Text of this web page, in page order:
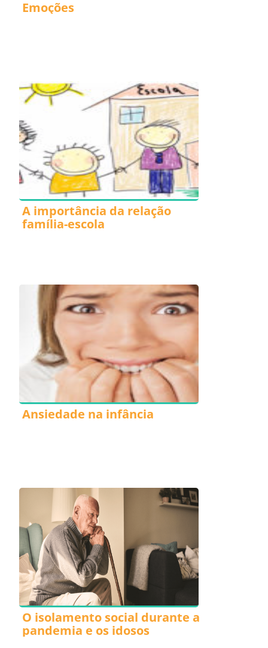
Emoções
A importância da relação
família-escola
Ansiedade na infância
O isolamento social durante a
pandemia e os idosos